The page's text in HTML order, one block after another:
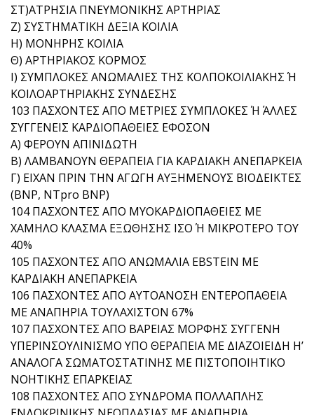
ΣΤ)ΑΤΡΗΣΙΑ ΠΝΕΥΜΟΝΙΚΗΣ ΑΡΤΗΡΙΑΣ
Ζ) ΣΥΣΤΗΜΑΤΙΚΗ ΔΕΞΙΑ ΚΟΙΛΙΑ
Η) ΜΟΝΗΡΗΣ ΚΟΙΛΙΑ
Θ) ΑΡΤΗΡΙΑΚΟΣ ΚΟΡΜΟΣ
Ι) ΣΥΜΠΛΟΚΕΣ ΑΝΩΜΑΛΙΕΣ ΤΗΣ ΚΟΛΠΟΚΟΙΛΙΑΚΗΣ Ή
ΚΟΙΛΟΑΡΤΗΡΙΑΚΗΣ ΣΥΝΔΕΣΗΣ
103 ΠΑΣΧΟΝΤΕΣ ΑΠΟ ΜΕΤΡΙΕΣ ΣΥΜΠΛΟΚΕΣ Ή ΆΛΛΕΣ
ΣΥΓΓΕΝΕΙΣ ΚΑΡΔΙΟΠΑΘΕΙΕΣ ΕΦΟΣΟΝ
Α) ΦΕΡΟΥΝ ΑΠΙΝΙΔΩΤΗ
Β) ΛΑΜΒΑΝΟΥΝ ΘΕΡΑΠΕΙΑ ΓΙΑ ΚΑΡΔΙΑΚΗ ΑΝΕΠΑΡΚΕΙΑ
Γ) ΕΙΧΑΝ ΠΡΙΝ ΤΗΝ ΑΓΩΓΗ ΑΥΞΗΜΕΝΟΥΣ ΒΙΟΔΕΙΚΤΕΣ
(ΒNP, NTpro BNP)
104 ΠΑΣΧΟΝΤΕΣ ΑΠΟ ΜΥΟΚΑΡΔΙΟΠΑΘΕΙΕΣ ΜΕ
ΧΑΜΗΛΟ ΚΛΑΣΜΑ ΕΞΩΘΗΣΗΣ ΙΣΟ Ή ΜΙΚΡΟΤΕΡΟ ΤΟΥ
40%
105 ΠΑΣΧΟΝΤΕΣ ΑΠΟ ΑΝΩΜΑΛΙΑ EBSTEIN ΜΕ
ΚΑΡΔΙΑΚΗ ΑΝΕΠΑΡΚΕΙΑ
106 ΠΑΣΧΟΝΤΕΣ ΑΠΟ ΑΥΤΟΑΝΟΣΗ ΕΝΤΕΡΟΠΑΘΕΙΑ
ΜΕ ΑΝΑΠΗΡΙΑ ΤΟΥΛΑΧΙΣΤΟΝ 67%
107 ΠΑΣΧΟΝΤΕΣ ΑΠΟ ΒΑΡΕΙΑΣ ΜΟΡΦΗΣ ΣΥΓΓΕΝΗ
ΥΠΕΡΙΝΣΟΥΛΙΝΙΣΜΟ ΥΠΟ ΘΕΡΑΠΕΙΑ ΜΕ ΔΙΑΖΟΙΕΙΔΗ Η’
ΑΝΑΛΟΓΑ ΣΩΜΑΤΟΣΤΑΤΙΝΗΣ ΜΕ ΠΙΣΤΟΠΟΙΗΤΙΚΟ
ΝΟΗΤΙΚΗΣ ΕΠΑΡΚΕΙΑΣ
108 ΠΑΣΧΟΝΤΕΣ ΑΠΟ ΣΥΝΔΡΟΜΑ ΠΟΛΛΑΠΛΗΣ